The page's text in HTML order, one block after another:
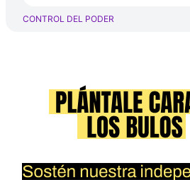
CONTROL DEL PODER